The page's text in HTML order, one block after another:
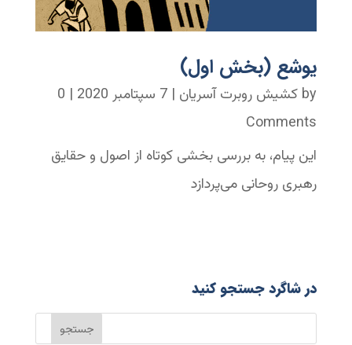
یوشع (بخش اول)
by کشیش روبرت آسریان | 7 سپتامبر 2020
| 0
Comments
این پیام، به بررسی بخشی کوتاه از اصول و حقایق
رهبری روحانی می‌پردازد
در شاگرد جستجو کنید